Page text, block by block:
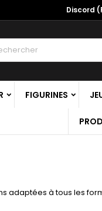
Discord
FIGURINES
à tous les
listes
une nouvelle liste
une liste
devez être connecté